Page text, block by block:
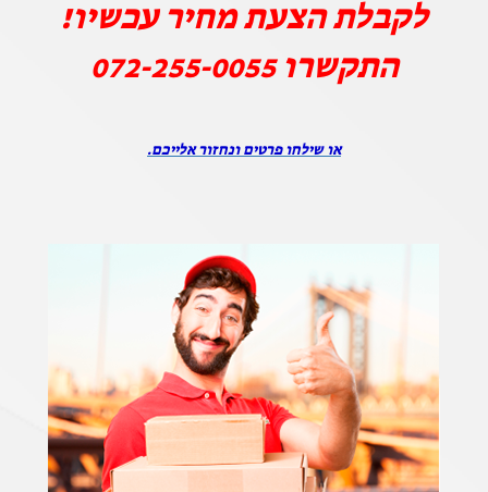
לקבלת הצעת מחיר עכשיו!
התקשרו072-255-0055
או שילחו פרטים ונחזור אלייכם.